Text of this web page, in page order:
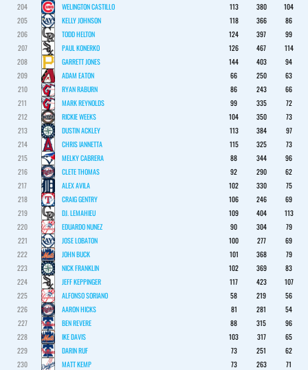
204
WELINGTON CASTILLO 113 380
104
205
KELLY JOHNSON 118 366
86
206
TODD HELTON 124 397
99
207
PAUL KONERKO 126 467
114
208
GARRETT JONES 144 403
94
209
ADAM EATON 66 250
63
210
RYAN RABURN 86 243
66
211
MARK REYNOLDS 99 335
72
212
RICKIE WEEKS 104 350
73
213
DUSTIN ACKLEY 113 384
97
214
CHRIS IANNETTA 115 325
73
215
MELKY CABRERA 88 344
96
216
CLETE THOMAS 92 290
62
217
ALEX AVILA 102 330
75
218
CRAIG GENTRY 106 246
69
219
DJ. LEMAHIEU 109 404
113
220
EDUARDO NUNEZ 90 304
79
221
JOSE LOBATON 100 277
69
222
JOHN BUCK 101 368
79
223
NICK FRANKLIN 102 369
83
224
JEFF KEPPINGER 117 423
107
225
ALFONSO SORIANO 58 219
56
226
AARON HICKS 81 281
54
227
BEN REVERE 88 315
96
228
IKE DAVIS 103 317
65
229
DARIN RUF 73 251
62
230
MATT KEMP 73 263
71